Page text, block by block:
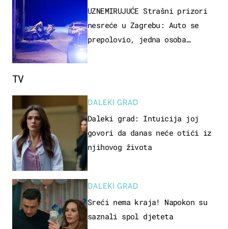
UZNEMIRUJUĆE Strašni prizori
nesreće u Zagrebu: Auto se
prepolovio, jedna osoba
TV
DALEKI GRAD
Daleki grad: Intuicija joj
govori da danas neće otići iz
njihovog života
DALEKI GRAD
Sreći nema kraja! Napokon su
saznali spol djeteta